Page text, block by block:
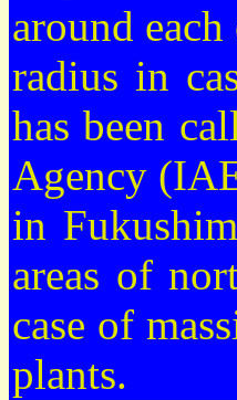
around
radius in
has been
Agency
in
areas of
case of
plants.